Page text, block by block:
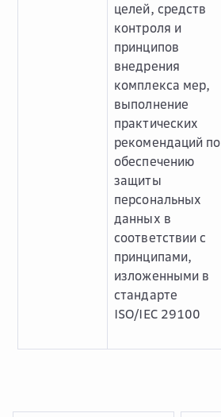
целей, средств
контроля и
принципов
внедрения
комплекса мер,
выполнение
практических
рекомендаций по
обеспечению
защиты
персональных
данных в
соответствии с
принципами,
изложенными в
стандарте
ISO/IEC 29100